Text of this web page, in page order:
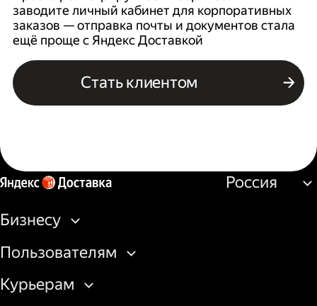
заводите личный кабинет для корпоративных
заказов — отправка почты и документов стала
ещё проще с Яндекс Доставкой
Стать клиентом
Россия
Бизнесу
Пользователям
Курьерам